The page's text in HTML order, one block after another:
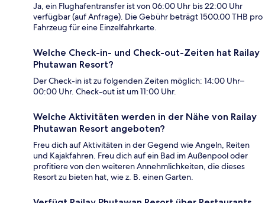
Ja, ein Flughafentransfer ist von 06:00 Uhr bis 22:00 Uhr
verfügbar (auf Anfrage). Die Gebühr beträgt 1500.00 THB pro
Fahrzeug für eine Einzelfahrkarte.
Welche Check-in- und Check-out-Zeiten hat Railay
Phutawan Resort?
Der Check-in ist zu folgenden Zeiten möglich: 14:00 Uhr–
00:00 Uhr. Check-out ist um 11:00 Uhr.
Welche Aktivitäten werden in der Nähe von Railay
Phutawan Resort angeboten?
Freu dich auf Aktivitäten in der Gegend wie Angeln, Reiten
und Kajakfahren. Freu dich auf ein Bad im Außenpool oder
profitiere von den weiteren Annehmlichkeiten, die dieses
Resort zu bieten hat, wie z. B. einen Garten.